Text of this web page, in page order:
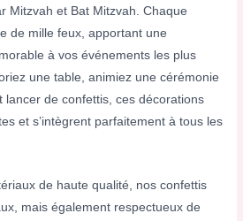
Mitzvah et Bat Mitzvah. Chaque
de mille feux, apportant une
à vos événements les plus
une table, animiez une cérémonie
lancer de confettis, ces décorations
et s’intègrent parfaitement à tous les
de haute qualité, nos confettis
mais également respectueux de